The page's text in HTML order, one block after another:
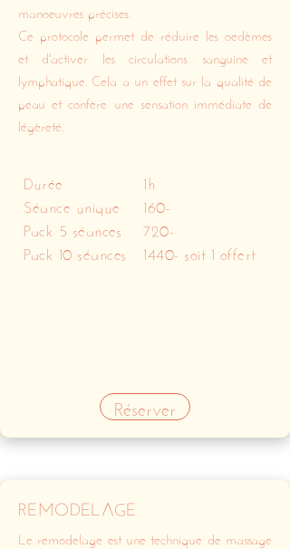
manoeuvres précises.
Ce protocole permet de réduire les oedèmes
et d'activer les circulations sanguine et
lymphatique. Cela a un effet sur la qualité de
peau et confère une sensation immédiate de
légèreté.
Durée
Séance unique
Pack 5 séances
Pack 10 séances
1h
160-
720-
1440- soit 1 offert
Réserver
REMODELAGE
Le remodelage est une technique de massage